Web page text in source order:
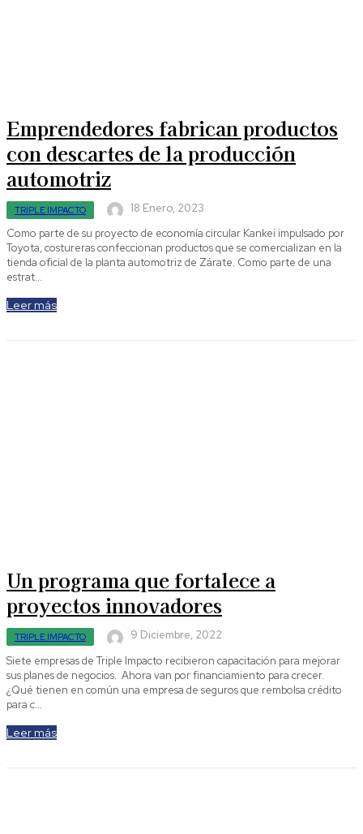
Emprendedores fabrican productos
con descartes de la producción
automotriz
TRIPLE IMPACTO
18 Enero, 2023
Como parte de su proyecto de economía circular Kankei impulsado por
Toyota, costureras confeccionan productos que se comercializan en la
tienda oficial de la planta automotriz de Zárate. Como parte de una
estrat...
Leer más
Un programa que fortalece a
proyectos innovadores
TRIPLE IMPACTO
9 Diciembre, 2022
Siete empresas de Triple Impacto recibieron capacitación para mejorar
sus planes de negocios. Ahora van por financiamiento para crecer.
¿Qué tienen en común una empresa de seguros que rembolsa crédito
para c...
Leer más